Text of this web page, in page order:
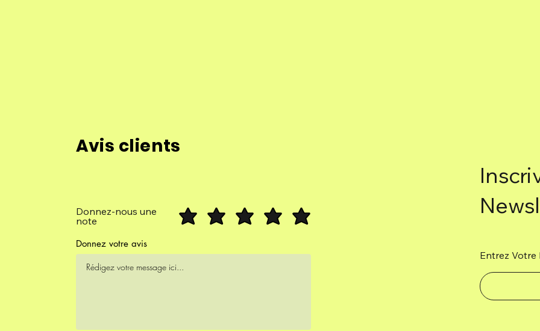
Avis clients
Donnez-nous une
note
Donnez votre avis
Entrez Votre